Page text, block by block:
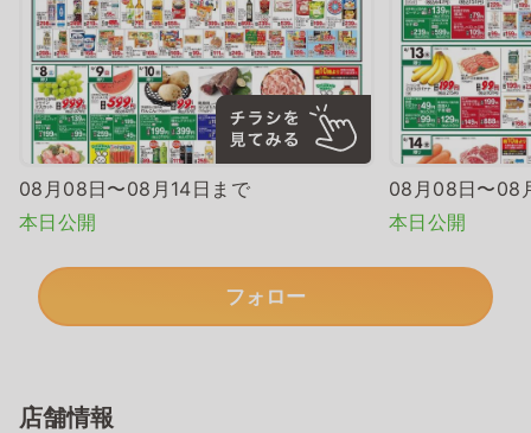
08月08日〜08月14日まで
本日公開
08月08日〜08
本日公開
フォロー
店舗情報